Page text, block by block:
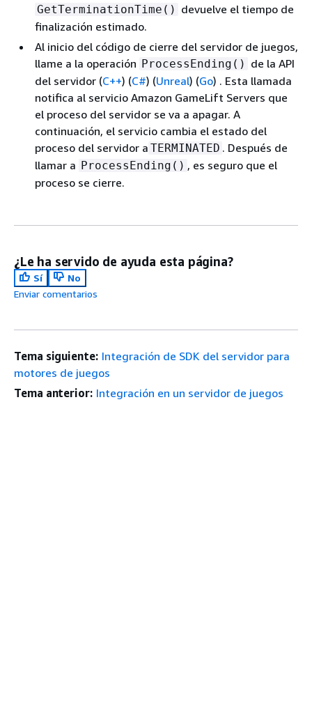
GetTerminationTime() devuelve el tiempo de
finalización estimado.
Al inicio del código de cierre del servidor de juegos,
llame a la operación ProcessEnding() de la API
del servidor (C++) (C#) (Unreal) (Go) . Esta llamada
notifica al servicio Amazon GameLift Servers que
el proceso del servidor se va a apagar. A
continuación, el servicio cambia el estado del
proceso del servidor a TERMINATED . Después de
llamar a ProcessEnding() , es seguro que el
proceso se cierre.
¿Le ha servido de ayuda esta página?
Sí
No
Enviar comentarios
Tema siguiente: Integración de SDK del servidor para
motores de juegos
Tema anterior: Integración en un servidor de juegos